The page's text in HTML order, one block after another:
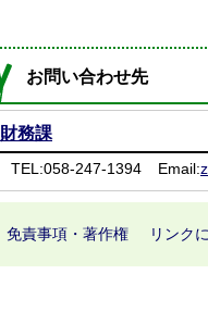
お問い合わせ先
財務課
TEL:058-247-1394 Email:
免責事項・著作権 リンク